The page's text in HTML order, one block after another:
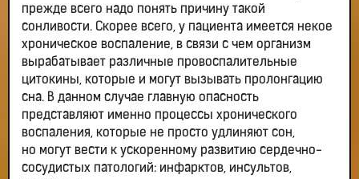
прежде всего надо понять причину такой
сонливости. Скорее всего, у пациента имеется некое
хроническое воспаление, в связи с чем организм
вырабатывает различные провоспалительные
цитокины, которые и могут вызывать пролонгацию
сна. В данном случае главную опасность
представляют именно процессы хронического
воспаления, которые не просто удлиняют сон,
но могут вести к ускоренному развитию сердечно-
сосудистых патологий: инфарктов, инсультов,